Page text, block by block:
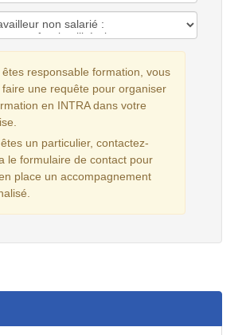
êtes responsable formation, vous
faire une requête pour organiser
en INTRA dans votre
un particulier, contactez-
le formulaire de contact pour
place un accompagnement